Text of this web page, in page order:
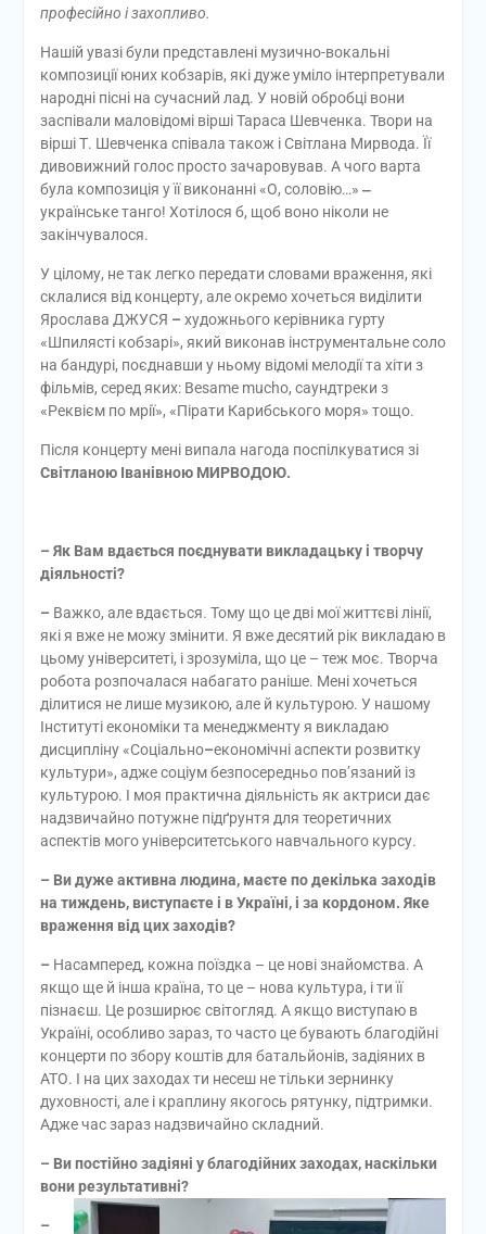
професійно і захопливо.
Нашій увазі були представлені музично-вокальні
композиції юних кобзарів, які дуже уміло інтерпретували
народні пісні на сучасний лад. У новій обробці вони
заспівали маловідомі вірші Тараса Шевченка. Твори на
вірші Т. Шевченка співала також і Світлана Мирвода. Її
дивовижний голос просто зачаровував. А чого варта
була композиція у її виконанні «О, соловію…» ‒
українське танго! Хотілося б, щоб воно ніколи не
закінчувалося.
У цілому, не так легко передати словами враження, які
склалися від концерту, але окремо хочеться виділити
Ярослава ДЖУСЯ – художнього керівника гурту
«Шпилясті кобзарі», який виконав інструментальне соло
на бандурі, поєднавши у ньому відомі мелодії та хіти з
фільмів, серед яких: Besame mucho, саундтреки з
«Реквієм по мрії», «Пірати Карибського моря» тощо.
Після концерту мені випала нагода поспілкуватися зі
Світланою Іванівною МИРВОДОЮ.
– Як Вам вдається поєднувати викладацьку і творчу
діяльності?
– Важко, але вдається. Тому що це дві мої життєві лінії,
які я вже не можу змінити. Я вже десятий рік викладаю в
цьому університеті, і зрозуміла, що це – теж моє. Творча
робота розпочалася набагато раніше. Мені хочеться
ділитися не лише музикою, але й культурою. У нашому
Інституті економіки та менеджменту я викладаю
дисципліну «Соціально–економічні аспекти розвитку
культури», адже соціум безпосередньо пов’язаний із
культурою. І моя практична діяльність як актриси дає
надзвичайно потужне підґрунтя для теоретичних
аспектів мого університетського навчального курсу.
– Ви дуже активна людина, маєте по декілька заходів
на тиждень, виступаєте і в Україні, і за кордоном. Яке
враження від цих заходів?
– Насамперед, кожна поїздка – це нові знайомства. А
якщо ще й інша країна, то це – нова культура, і ти її
пізнаєш. Це розширює світогляд. А якщо виступаю в
Україні, особливо зараз, то часто це бувають благодійні
концерти по збору коштів для батальйонів, задіяних в
АТО. І на цих заходах ти несеш не тільки зернинку
духовності, але і краплину якогось рятунку, підтримки.
Адже час зараз надзвичайно складний.
– Ви постійно задіяні у благодійних заходах, наскільки
вони результативні?
–